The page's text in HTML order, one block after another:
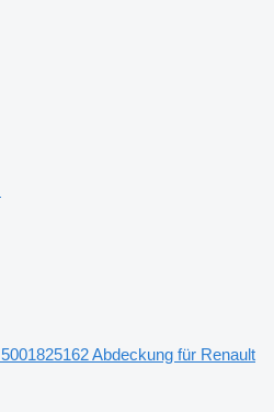
5001825162 Abdeckung für Renault